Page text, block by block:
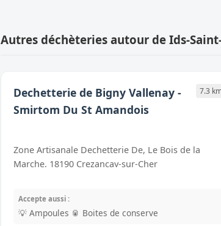
Autres déchèteries autour de Ids-
Dechetterie de Bigny Vallenay -
Smirtom Du St Amandois
7.3
Zone Artisanale Dechetterie De, Le Bois de la
Marche, 18190 Crezancay-sur-Cher
Accepte aussi :
💡 Ampoules 🥫 Boites de conserve